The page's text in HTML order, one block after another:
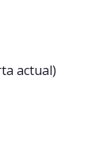
actual)